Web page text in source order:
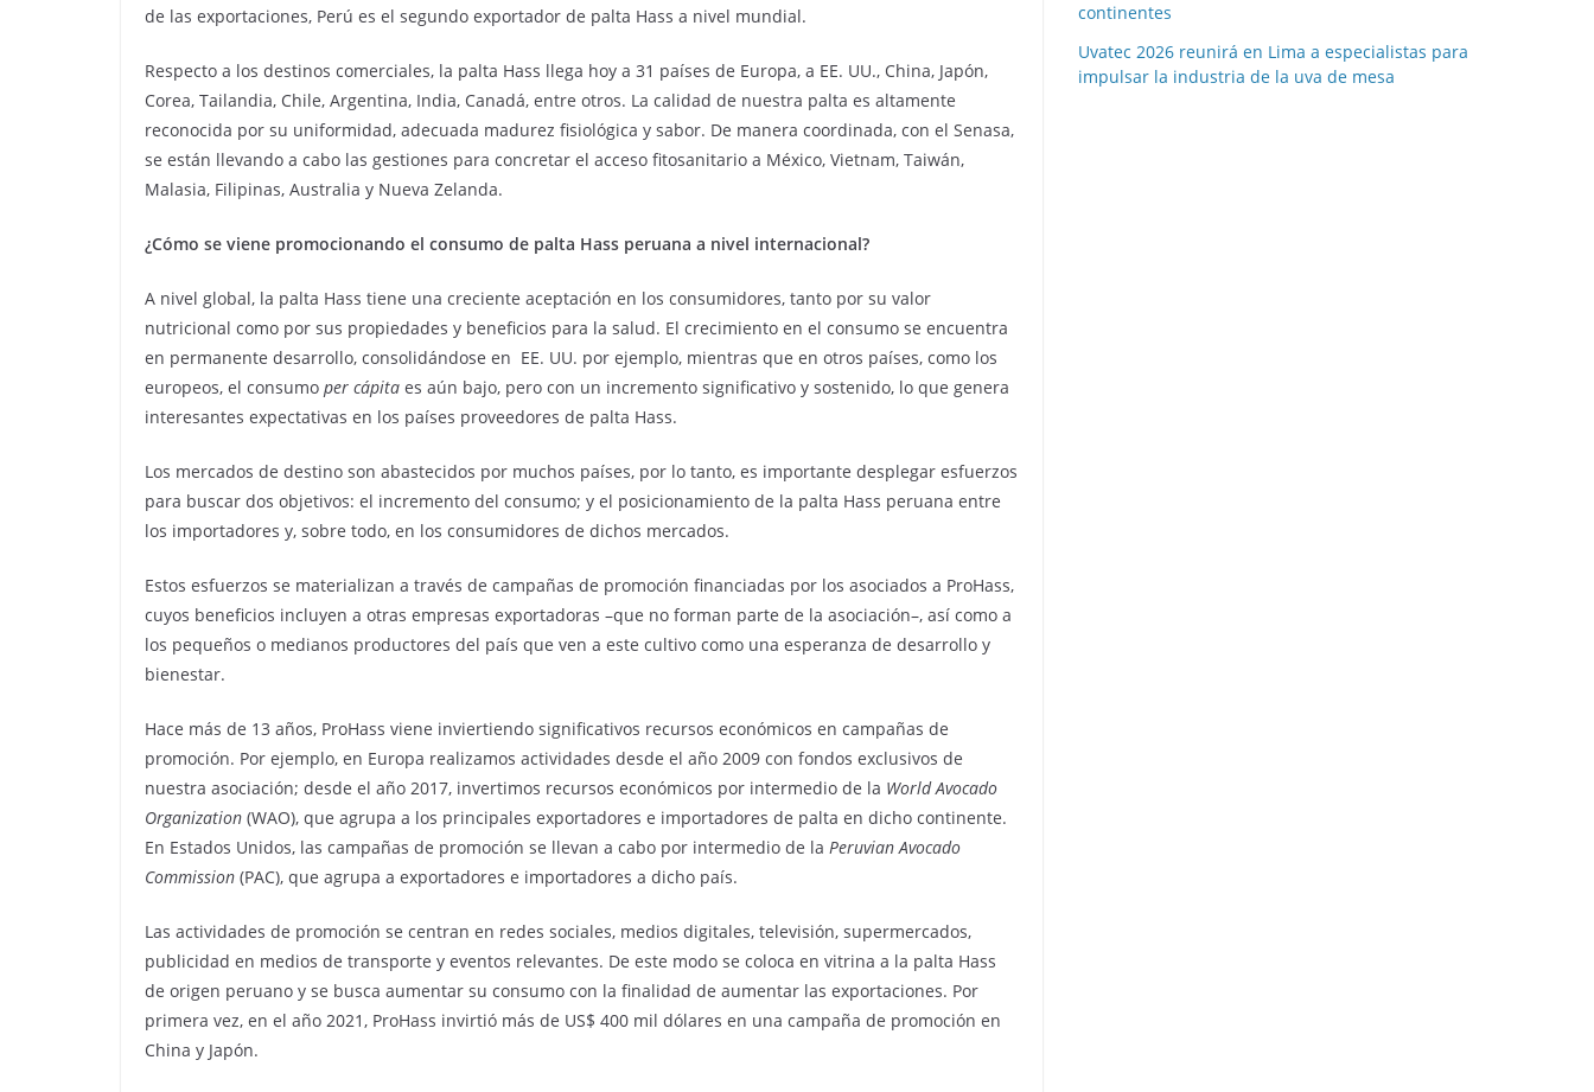
de las exportaciones, Perú es el segundo exportador de palta Hass a nivel mundial.
Respecto a los destinos comerciales, la palta Hass llega hoy a 31 países de Europa, a EE. UU., China, Japón,
Corea, Tailandia, Chile, Argentina, India, Canadá, entre otros. La calidad de nuestra palta es altamente
reconocida por su uniformidad, adecuada madurez fisiológica y sabor. De manera coordinada, con el Senasa,
se están llevando a cabo las gestiones para concretar el acceso fitosanitario a México, Vietnam, Taiwán,
Malasia, Filipinas, Australia y Nueva Zelanda.
¿Cómo se viene promocionando el consumo de palta Hass peruana a nivel internacional?
A nivel global, la palta Hass tiene una creciente aceptación en los consumidores, tanto por su valor
nutricional como por sus propiedades y beneficios para la salud. El crecimiento en el consumo se encuentra
en permanente desarrollo, consolidándose en EE. UU. por ejemplo, mientras que en otros países, como los
europeos, el consumo per cápita es aún bajo, pero con un incremento significativo y sostenido, lo que genera
interesantes expectativas en los países proveedores de palta Hass.
Los mercados de destino son abastecidos por muchos países, por lo tanto, es importante desplegar esfuerzos
para buscar dos objetivos: el incremento del consumo; y el posicionamiento de la palta Hass peruana entre
los importadores y, sobre todo, en los consumidores de dichos mercados.
Estos esfuerzos se materializan a través de campañas de promoción financiadas por los asociados a ProHass,
cuyos beneficios incluyen a otras empresas exportadoras –que no forman parte de la asociación–, así como a
los pequeños o medianos productores del país que ven a este cultivo como una esperanza de desarrollo y
bienestar.
Hace más de 13 años, ProHass viene inviertiendo significativos recursos económicos en campañas de
promoción. Por ejemplo, en Europa realizamos actividades desde el año 2009 con fondos exclusivos de
nuestra asociación; desde el año 2017, invertimos recursos económicos por intermedio de la World Avocado
Organization (WAO), que agrupa a los principales exportadores e importadores de palta en dicho continente.
En Estados Unidos, las campañas de promoción se llevan a cabo por intermedio de la Peruvian Avocado
Commission (PAC), que agrupa a exportadores e importadores a dicho país.
Las actividades de promoción se centran en redes sociales, medios digitales, televisión, supermercados,
publicidad en medios de transporte y eventos relevantes. De este modo se coloca en vitrina a la palta Hass
de origen peruano y se busca aumentar su consumo con la finalidad de aumentar las exportaciones. Por
primera vez, en el año 2021, ProHass invirtió más de US$ 400 mil dólares en una campaña de promoción en
China y Japón.
continentes
Uvatec 2026 reunirá en Lima a especialistas para
impulsar la industria de la uva de mesa